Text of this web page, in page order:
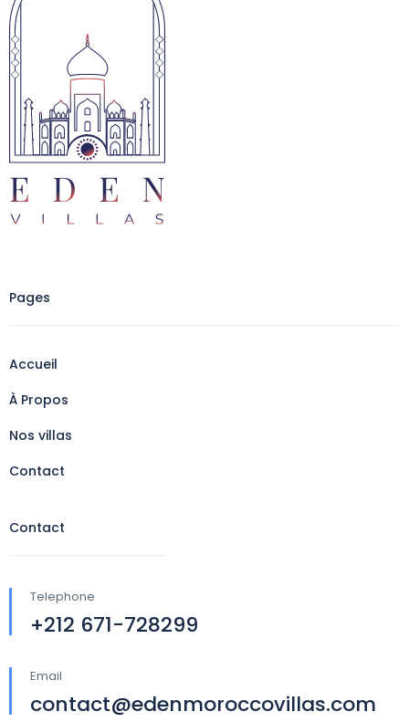
Pages
Accueil
À Propos
Nos villas
Contact
Contact
Telephone
+212 671-728299
Email
contact@edenmoroccovillas.com